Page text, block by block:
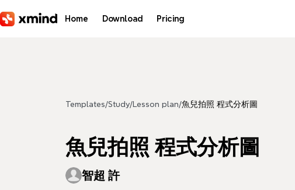
Home Download Pricing
Templates/Study/ Lesson plan/魚兒拍照 程式分析圖
魚兒拍照 程式分析圖
智超 許